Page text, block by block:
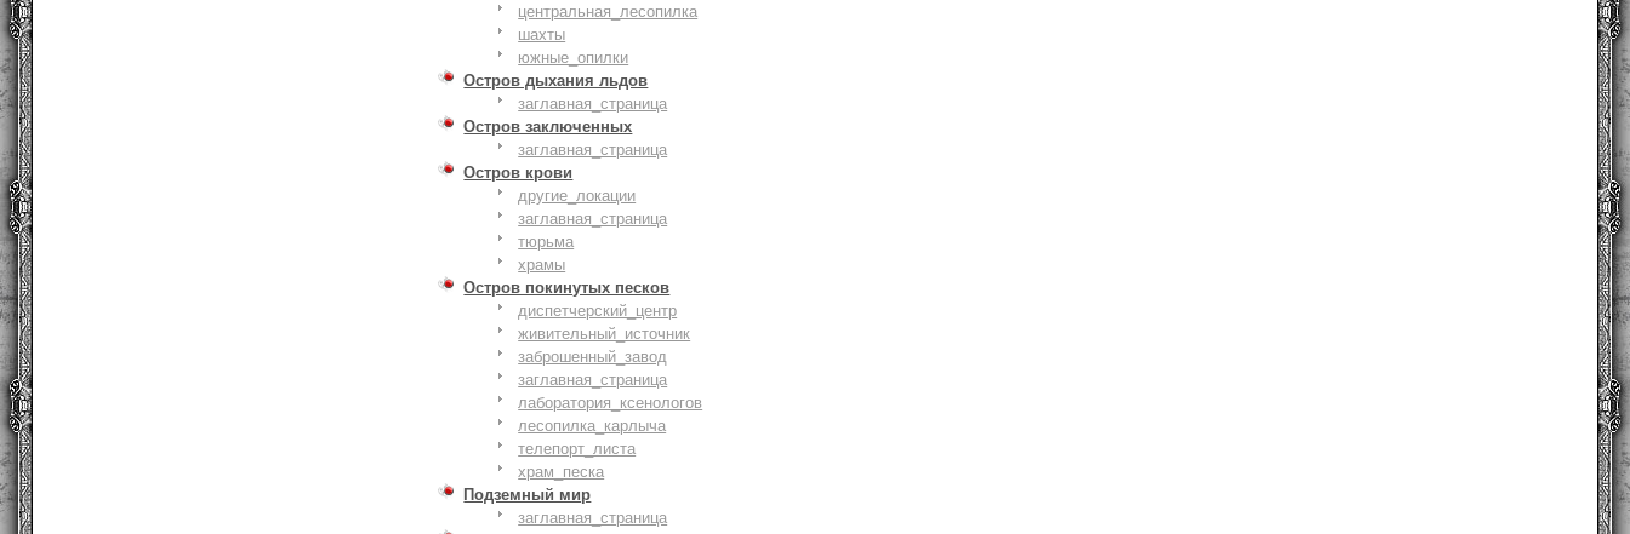
центральная_лесопилка
шахты
южные_опилки
Остров дыхания льдов
заглавная_страница
Остров заключенных
заглавная_страница
Остров крови
другие_локации
заглавная_страница
тюрьма
храмы
Остров покинутых песков
диспетчерский_центр
живительный_источник
заброшенный_завод
заглавная_страница
лаборатория_ксенологов
лесопилка_карлыча
телепорт_листа
храм_песка
Подземный мир
заглавная_страница